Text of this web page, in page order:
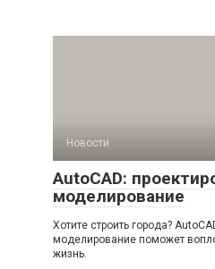
Новости
AutoCAD:
моделирование
Хотите строить города?
моделирование поможет
жизнь.